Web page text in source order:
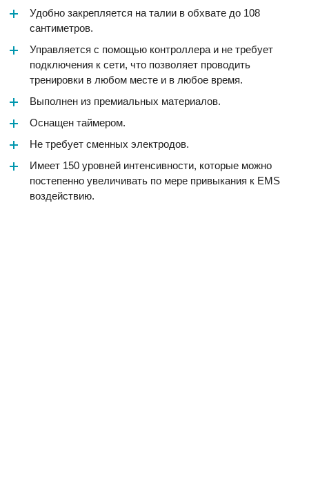
Удобно закрепляется на талии в обхвате до 108
сантиметров.
Управляется с помощью контроллера и не требует
подключения к сети, что позволяет проводить
тренировки в любом месте и в любое время.
Выполнен из премиальных материалов.
Оснащен таймером.
Не требует сменных электродов.
Имеет 150 уровней интенсивности, которые можно
постепенно увеличивать по мере привыкания к EMS
воздействию.